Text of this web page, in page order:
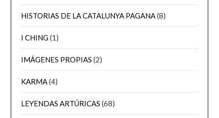
HISTORIAS DE LA CATALUNYA PAGANA(8)
I CHING(1)
IMÁGENES PROPIAS (2)
KARMA(4)
LEYENDAS ARTÚRICAS (68)